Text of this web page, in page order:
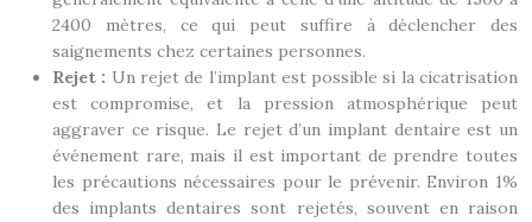
2400 mètres, ce qui peut suffire à déclencher des
saignements chez certaines personnes.
Rejet : Un rejet de l’implant est possible si la cicatrisation
est compromise, et la pression atmosphérique peut
aggraver ce risque. Le rejet d’un implant dentaire est un
événement rare, mais il est important de prendre toutes
les précautions nécessaires pour le prévenir. Environ 1%
des implants dentaires sont rejetés, souvent en raison